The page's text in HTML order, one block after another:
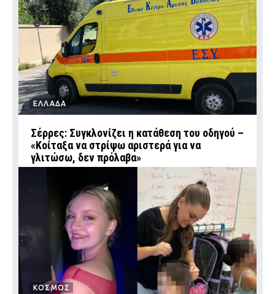
ΕΛΛΑΔΑ
Σέρρες: Συγκλονίζει η κατάθεση του οδηγού –
«Κοίταξα να στρίψω αριστερά για να
γλιτώσω, δεν πρόλαβα»
ΚΟΣΜΟΣ